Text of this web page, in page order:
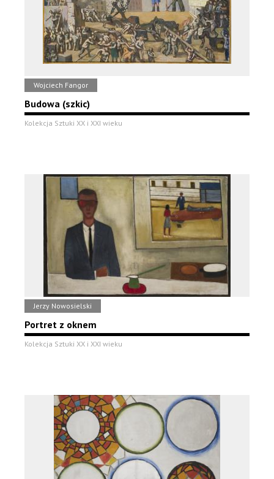
Wojciech Fangor
Budowa (szkic)
Kolekcja Sztuki XX i XXI wieku
Jerzy Nowosielski
Portret z oknem
Kolekcja Sztuki XX i XXI wieku